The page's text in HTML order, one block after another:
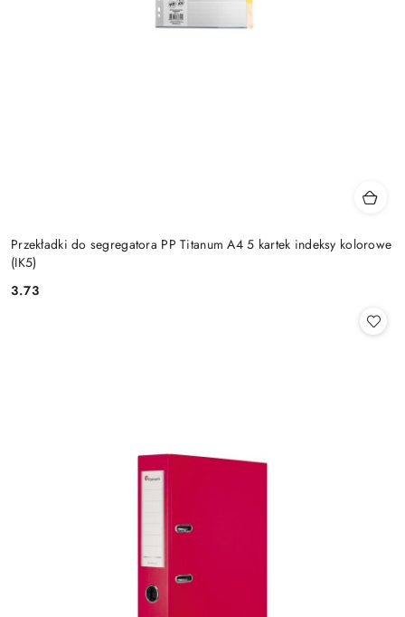
Przekładki do segregatora PP Titanum A4 5 kartek indeksy kolorowe
(IK5)
Cena:
3.73